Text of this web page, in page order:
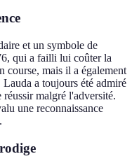
et un symbole de
qui a failli lui coûter la
course, mais il a également
a toujours été admiré
malgré l'adversité.
une reconnaissance